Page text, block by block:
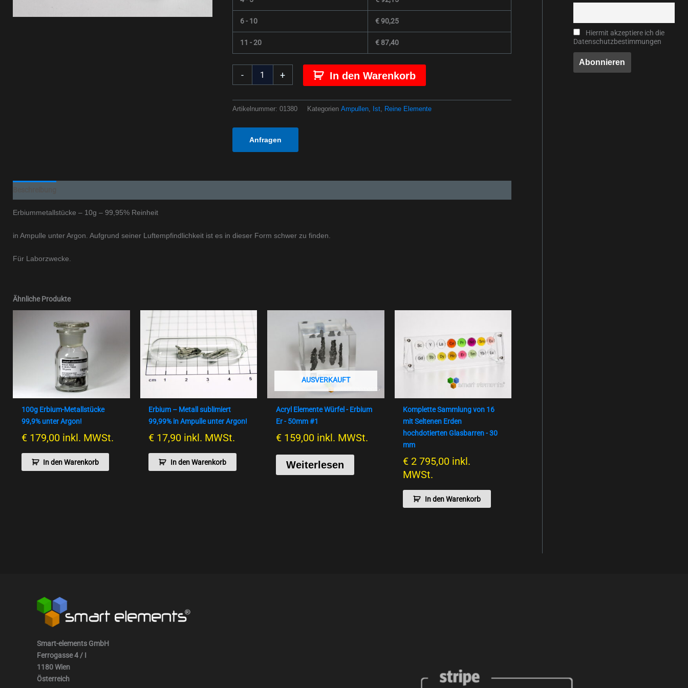
6 - 10 €90,25
11 - 20 €87,40
- + In den Warenkorb
Artikelnummer: 01380 Kategorien Ampullen, Ist, Reine Elemente
Anfragen
Erbiummetallstücke – 10g – 99,95% Reinheit
in Ampulle unter Argon. Aufgrund seiner Luftempfindlichkeit ist es in dieser Form schwer zu finden.
Für Laborzwecke.
Ähnliche Produkte
100g Erbium-Metallstücke
99,9% unter Argon!
€179,00 inkl. MWSt.
In den Warenkorb
Erbium – Metall sublimiert
99,99% in Ampulle unter Argon!
€ 17,90 inkl. MWSt.
In den Warenkorb
AUSVERKAUFT
Acryl Elemente Würfel - Erbium
Er - 50mm #1
€159,00 inkl. MWSt.
Weiterlesen
Komplette Sammlung von 16
mit Seltenen Erden
hochdotierten Glasbarren - 30
mm
€ 2 795,00 inkl.
MWSt.
In den Warenkorb
Hiermit akzeptiere ich die
Datenschutzbestimmungen
Smart-elements GmbH
Ferrogasse 4 / I
1180 Wien
Österreich